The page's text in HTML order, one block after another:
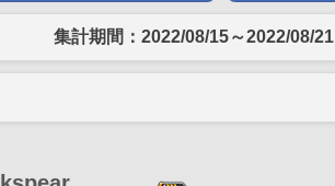
集計期間：2022/08/15～2022/08/21